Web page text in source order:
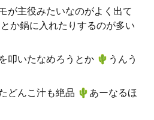
主役みたいなのがよく出て
か鍋に入れたりするのが多い
叩いたなめろうとか 🌵️うんう
どんこ汁も絶品 🌵️あーなるほ